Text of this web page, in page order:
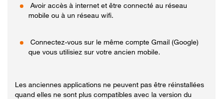
Avoir accès à internet et être connecté au réseau
mobile ou à un réseau wifi.
Connectez-vous sur le même compte Gmail (Google)
que vous utilisiez sur votre ancien mobile.
Les anciennes applications ne peuvent pas être réinstallées
quand elles ne sont plus compatibles avec la version du